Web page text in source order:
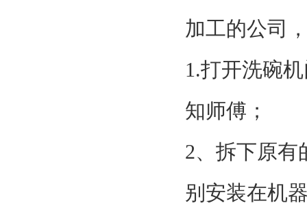
加工的公司
1.打开洗碗
知师傅；
2、拆下原有
别安装在机